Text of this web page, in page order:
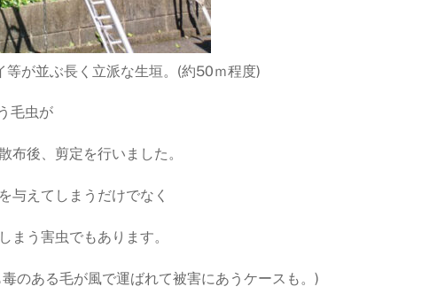
が並ぶ長く立派な生垣。(約50ｍ程度)
毛虫が
布後、剪定を行いました。
与えてしまうだけでなく
まう害虫でもあります。
のある毛が風で運ばれて被害にあうケースも。)